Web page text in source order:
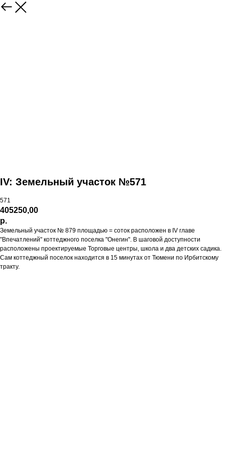
IV: Земельный участок №571
571
405250,00
р.
Земельный участок № 879 площадью = соток расположен в IV главе
"Впечатлений" коттеджного поселка "Онегин". В шаговой доступности
расположены проектируемые Торговые центры, школа и два детских садика.
Сам коттеджный поселок находится в 15 минутах от Тюмени по Ирбитскому
тракту.